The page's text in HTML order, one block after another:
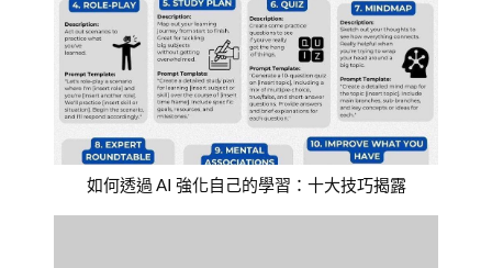
如何透過 AI 強化自己的學習：十大技巧揭露